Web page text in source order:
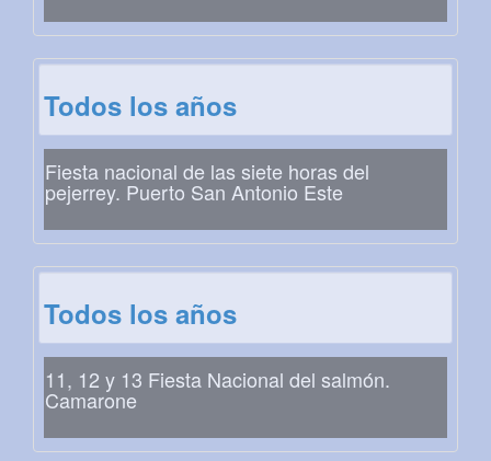
Todos los años
Fiesta nacional de las siete horas del
pejerrey. Puerto San Antonio Este
Todos los años
11, 12 y 13 Fiesta Nacional del salmón.
Camarone